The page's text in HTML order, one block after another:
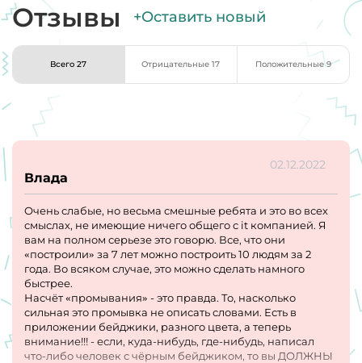
Отзывы +Оставить новый
Всего 27 Отрицательные 17 Положительные 9
02.12.2022
Влада
Очень слабые, но весьма смешные ребята и это во всех
смыслах, не имеющие ничего общего с it компанией. Я
вам на полном серьезе это говорю. Все, что они
«построили» за 7 лет можно построить 10 людям за 2
года. Во всяком случае, это можно сделать намного
быстрее.
Насчёт «промывания» - это правда. То, насколько
сильная это промывка не описать словами. Есть в
приложении бейджики, разного цвета, а теперь
внимание!!! - если, куда-нибудь, где-нибудь, написал
что-либо человек с чёрным бейджиком, то вы ДОЛЖНЫ